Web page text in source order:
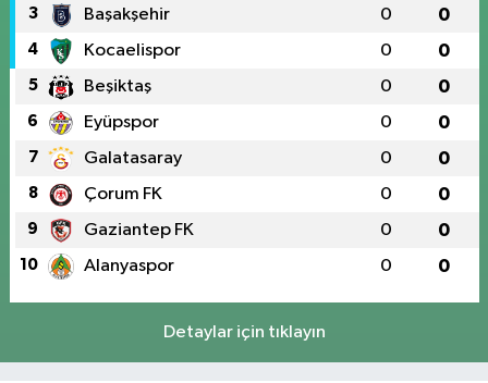
3 Başakşehir 0 0
4 Kocaelispor 0 0
5 Beşiktaş 0 0
6 Eyüpspor 0 0
7 Galatasaray 0 0
8 Çorum FK 0 0
9 Gaziantep FK 0 0
10 Alanyaspor 0 0
Detaylar için tıklayın